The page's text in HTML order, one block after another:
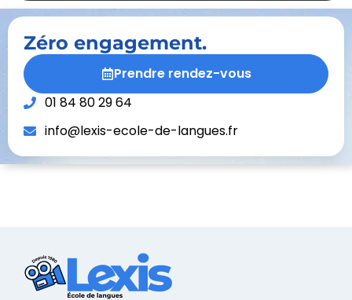
Zéro engagement.
Prendre rendez-vous
01 84 80 29 64
info@lexis-ecole-de-langues.fr